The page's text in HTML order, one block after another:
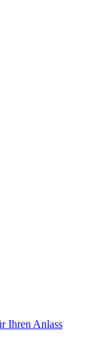
Ihren Anlass